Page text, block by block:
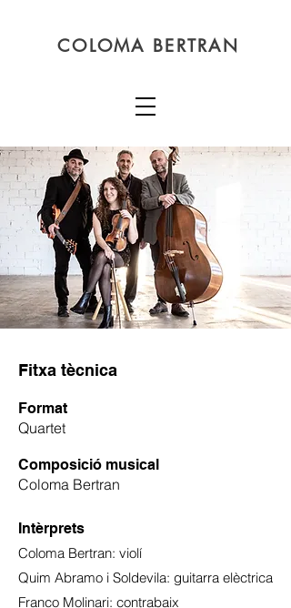
COLOMA BERTRAN
Fitxa tècnica
Format
Quartet
Composició musical
Coloma Bertran
Intèrprets
Coloma Bertran: violí
Quim Abramo i Soldevila: guitarra elèctrica
Franco Molinari: contrabaix